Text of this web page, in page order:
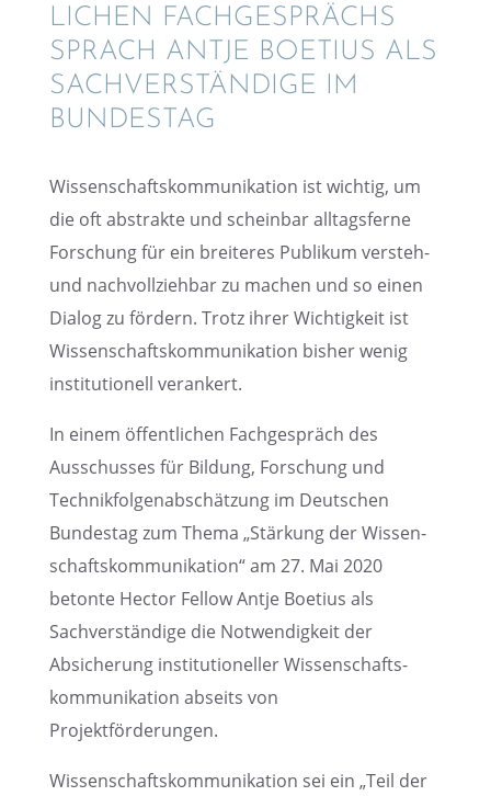
LI­CHEN FACHGE­SPRÄCHS
SPRACH ANTJE BOETIUS ALS
SACHVER­STÄN­DIGE IM
BUNDESTAG
Wissen­schafts­kom­mu­ni­ka­tion ist wichtig, um
die oft abstrakte und schein­bar alltags­ferne
Forschung für ein breite­res Publi­kum versteh-
und nachvoll­zieh­bar zu machen und so einen
Dialog zu fördern. Trotz ihrer Wichtig­keit ist
Wissen­schafts­kom­mu­ni­ka­tion bisher wenig
insti­tu­tio­nell verankert.
In einem öffent­li­chen Fachge­spräch des
Ausschus­ses für Bildung, Forschung und
Technik­fol­gen­ab­schät­zung im Deutschen
Bundes­tag zum Thema „Stärkung der Wissen­
schafts­kom­mu­ni­ka­tion“ am 27. Mai 2020
betonte Hector Fellow Antje Boetius als
Sachver­stän­dige die Notwen­dig­keit der
Absiche­rung insti­tu­tio­nel­ler Wissen­schafts­
kom­mu­ni­ka­tion abseits von
Projektförderungen.
Wissen­schafts­kom­mu­ni­ka­tion sei ein „Teil der